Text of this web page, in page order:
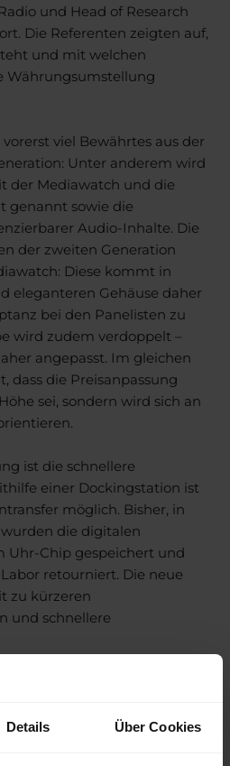
Details Über Cookies
und Head of Research
Die Referenten zeigten auf,
und mit welchen
Währungsumstellung
viel Bewährtes aus der
Unter anderem wird
der Mediawatch und die
genannt sowie die
Audio-Inhalte. Die
der zweiten Generation
Diese kommt in
eleganteren Gehäuse daher
bei den Panelisten zu
wird zudem verdoppelt –
angepasst. Im gleichen
dass die Preisanpassung
sei, sondern wird sich an
ist die schnellere
einer Dockingstation ist
möglich. Bisher, in
die digitalen
Uhr-Chip gespeichert und
retourniert. Die neue
zu kürzeren
und schnellere
Messung: Das
Panelistenaufwand